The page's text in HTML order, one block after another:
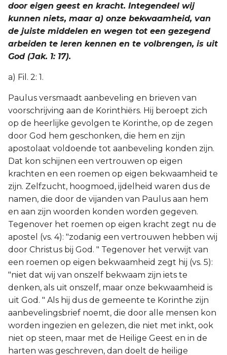
door eigen geest en kracht. Integendeel wij
kunnen niets, maar a) onze bekwaamheid, van
de juiste middelen en wegen tot een gezegend
arbeiden te leren kennen en te volbrengen, is uit
God (Jak. 1: 17).
a) Fil. 2: 1.
Paulus versmaadt aanbeveling en brieven van
voorschrijving aan de Korinthiërs. Hij beroept zich
op de heerlijke gevolgen te Korinthe, op de zegen
door God hem geschonken, die hem en zijn
apostolaat voldoende tot aanbeveling konden zijn.
Dat kon schijnen een vertrouwen op eigen
krachten en een roemen op eigen bekwaamheid te
zijn. Zelfzucht, hoogmoed, ijdelheid waren dus de
namen, die door de vijanden van Paulus aan hem
en aan zijn woorden konden worden gegeven.
Tegenover het roemen op eigen kracht zegt nu de
apostel (vs. 4): "zodanig een vertrouwen hebben wij
door Christus bij God. " Tegenover het verwijt van
een roemen op eigen bekwaamheid zegt hij (vs. 5):
"niet dat wij van onszelf bekwaam zijn iets te
denken, als uit onszelf, maar onze bekwaamheid is
uit God. " Als hij dus de gemeente te Korinthe zijn
aanbevelingsbrief noemt, die door alle mensen kon
worden ingezien en gelezen, die niet met inkt, ook
niet op steen, maar met de Heilige Geest en in de
harten was geschreven, dan doelt de heilige